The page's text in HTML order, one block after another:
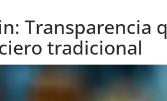
Transparencia
tradicional